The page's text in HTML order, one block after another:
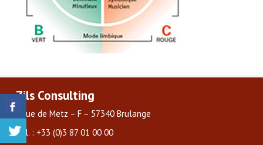
Zils Consulting
3 rue de Metz – F – 57340 Brulange
Tél. : +33 (0)3 87 01 00 00